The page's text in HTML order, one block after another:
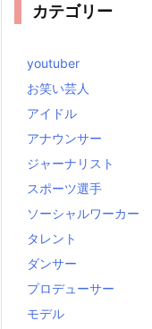
カテゴリー
youtuber
お笑い芸人
アイドル
アナウンサー
ジャーナリスト
スポーツ選手
ソーシャルワーカー
タレント
ダンサー
プロデューサー
モデル